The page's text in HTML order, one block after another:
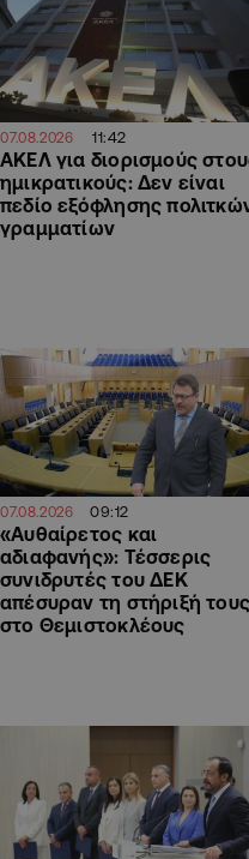
07.08.2026 11:42
ΑΚΕΛ για διορισμούς
ημικρατικούς: Δεν είναι
πεδίο εξόφλησης
γραμματίων
07.08.2026 09:12
«Αυθαίρετος και
αδιαφανής»: Τέσσερις
συνιδρυτές του ΔΕΚ
απέσυραν τη στήριξή τους
στο Θεμιστοκλέους